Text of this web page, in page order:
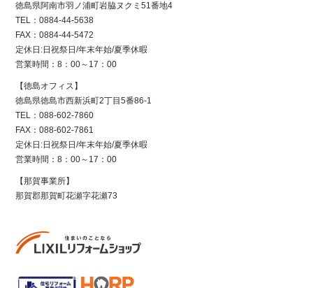
徳島県阿南市羽ノ浦町岩脇ヌクミ51番地4
TEL：0884-44-5638
FAX：0884-44-5472
定休日:日祝祭日/年末年始/夏季休暇
営業時間：8：00～17：00
【徳島オフィス】
徳島県徳島市西新浜町2丁目5番86-1
TEL：088-602-7860
FAX：088-602-7861
定休日:日祝祭日/年末年始/夏季休暇
営業時間：8：00～17：00
【那賀事業所】
那賀郡那賀町花瀬字花瀬73